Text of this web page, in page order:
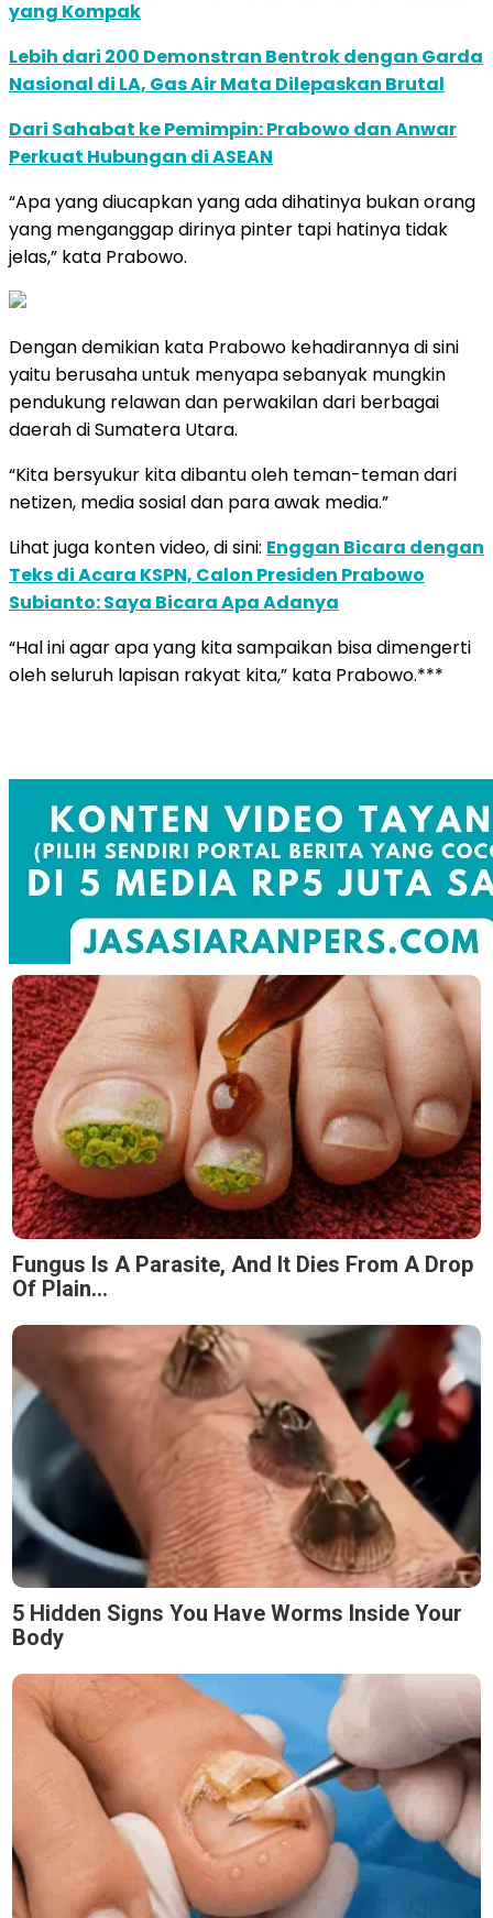
yang Kompak
Lebih dari 200 Demonstran Bentrok dengan Garda
Nasional di LA, Gas Air Mata Dilepaskan Brutal
Dari Sahabat ke Pemimpin: Prabowo dan Anwar
Perkuat Hubungan di ASEAN
“Apa yang diucapkan yang ada dihatinya bukan orang
yang menganggap dirinya pinter tapi hatinya tidak
jelas,” kata Prabowo.
Dengan demikian kata Prabowo kehadirannya di sini
yaitu berusaha untuk menyapa sebanyak mungkin
pendukung relawan dan perwakilan dari berbagai
daerah di Sumatera Utara.
“Kita bersyukur kita dibantu oleh teman-teman dari
netizen, media sosial dan para awak media.”
Lihat juga konten video, di sini: Enggan Bicara dengan
Teks di Acara KSPN, Calon Presiden Prabowo
Subianto: Saya Bicara Apa Adanya
“Hal ini agar apa yang kita sampaikan bisa dimengerti
oleh seluruh lapisan rakyat kita,” kata Prabowo.***
Fungus Is A Parasite, And It Dies From A Drop
Of Plain...
5 Hidden Signs You Have Worms Inside Your
Body